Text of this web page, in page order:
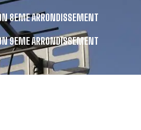
8EME ARRONDISSEMENT
9EME ARRONDISSEMENT